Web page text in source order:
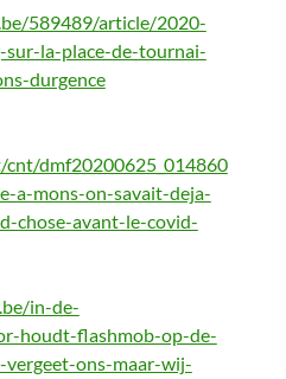
589489/article/2020-
la-place-de-tournai-
durgence
dmf20200625_014860
a-mons-on-savait-deja-
chose-avant-le-covid-
in-de-
houdt-flashmob-op-de-
ons-maar-wij-